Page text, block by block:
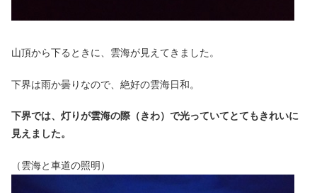
山頂から下るときに、雲海が見えてきました。
下界は雨か曇りなので、絶好の雲海日和。
下界では、灯りが雲海の際（きわ）で光っていてとてもきれいに
見えました。
（雲海と車道の照明）